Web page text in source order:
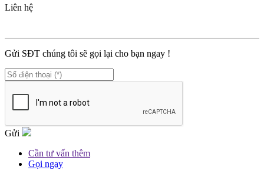
Liên hệ
Gửi SĐT chúng tôi sẽ gọi lại cho bạn ngay !
Gửi
Cần tư vấn thêm
Gọi ngay